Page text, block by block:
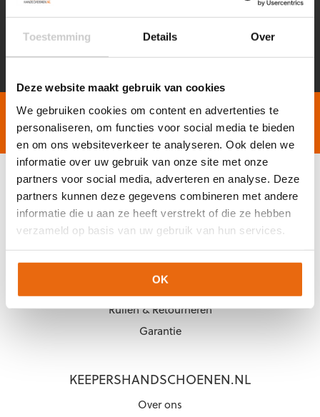
Toestemming Details Over
Deze website maakt gebruik van cookies
We gebruiken cookies om content en advertenties te
personaliseren, om functies voor social media te bieden
en om ons websiteverkeer te analyseren. Ook delen we
informatie over uw gebruik van onze site met onze
partners voor social media, adverteren en analyse. Deze
partners kunnen deze gegevens combineren met andere
informatie die u aan ze heeft verstrekt of die ze hebben
verzameld op basis van uw gebruik van hun services.
OK
Voornaam
Gratis verzending vanaf €60,-
Op werkdagen
Niet goed, geld terug
KLANTENSERVICE
Veelgestelde vragen (FAQ)
Mijn bestelling
Betaling & Levering
Ruilen & Retourneren
Garantie
KEEPERSHANDSCHOENEN.NL
Over ons